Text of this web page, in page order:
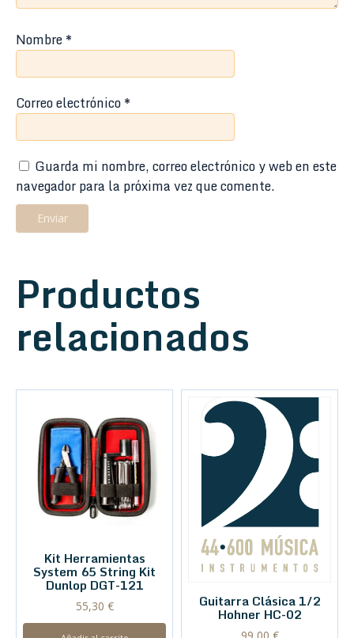
Nombre*
Correo electrónico*
Guarda mi nombre, correo electrónico y web en este
navegador para la próxima vez que comente.
Productos
relacionados
Kit Herramientas
System 65 String Kit
Dunlop DGT-121
55,30 € Guitarra Clásica 1/2
Hohner HC-02